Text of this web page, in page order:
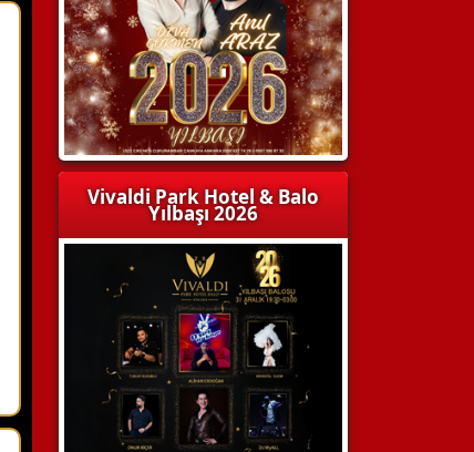
Vivaldi Park Hotel & Balo
Yılbaşı 2026